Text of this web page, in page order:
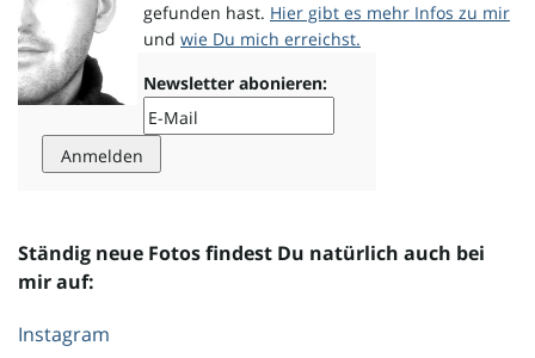
gefunden hast. Hier gibt es mehr Infos zu mir
und wie Du mich erreichst.
Newsletter abonieren:
Ständig neue Fotos findest Du natürlich auch bei
mir auf:
Instagram